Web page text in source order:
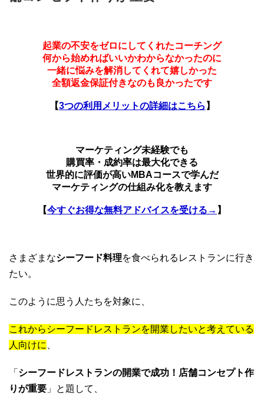
起業の不安をゼロにしてくれたコーチング
何から始めればいいかわからなかったのに
一緒に悩みを解消してくれて嬉しかった
全額返金保証付きなのも良かったです
【3つの利用メリットの詳細はこちら 】
マーケティング未経験でも
購買率・成約率は最大化できる
世界的に評価が高いMBAコースで学んだ
マーケティングの仕組み化を教えます
【今すぐお得な無料アドバイスを受ける→ 】
さまざまなシーフード料理を食べられるレストランに行き
たい。
このように思う人たちを対象に、
これからシーフードレストランを開業したいと考えている
人向けに
「 シーフードレストランの開業で成功！店舗コンセプト作
りが重要 」と題して、